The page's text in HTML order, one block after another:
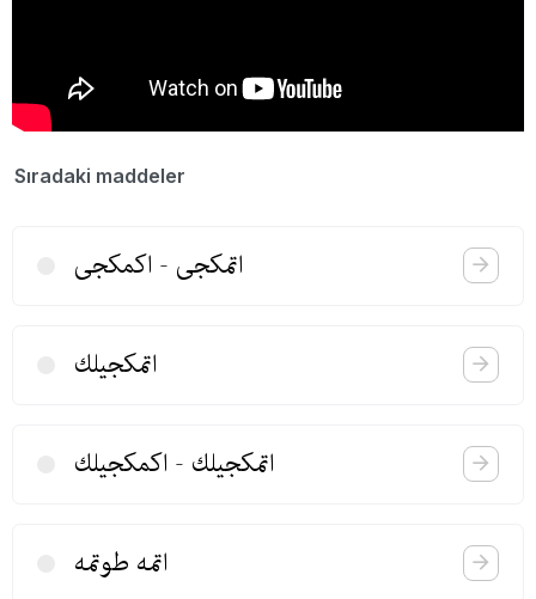
Sıradaki maddeler
اتمكجی - اكمكجی
اتمكجیلك
اتمكجیلك‌ - اكمكجیلك
اتمه طوتمه